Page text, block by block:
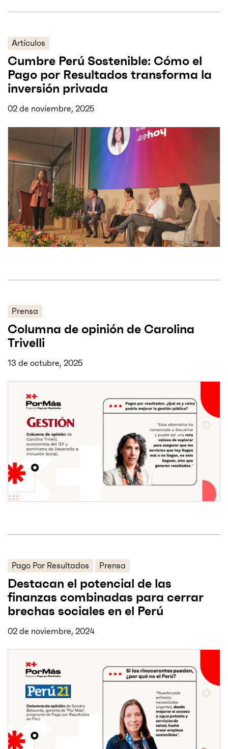
Artículos
Cumbre Perú Sostenible: Cómo el
Pago por Resultados transforma la
inversión privada
02 de noviembre, 2025
Prensa
Columna de opinión de Carolina
Trivelli
13 de octubre, 2025
Pago Por Resultados Prensa
Destacan el potencial de las
finanzas combinadas para cerrar
brechas sociales en el Perú
02 de noviembre, 2024